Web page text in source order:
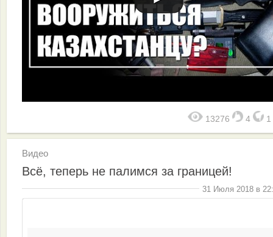
13276 4 1
Видео
Всё, теперь не палимся за границей!
31 Июля 2018 в